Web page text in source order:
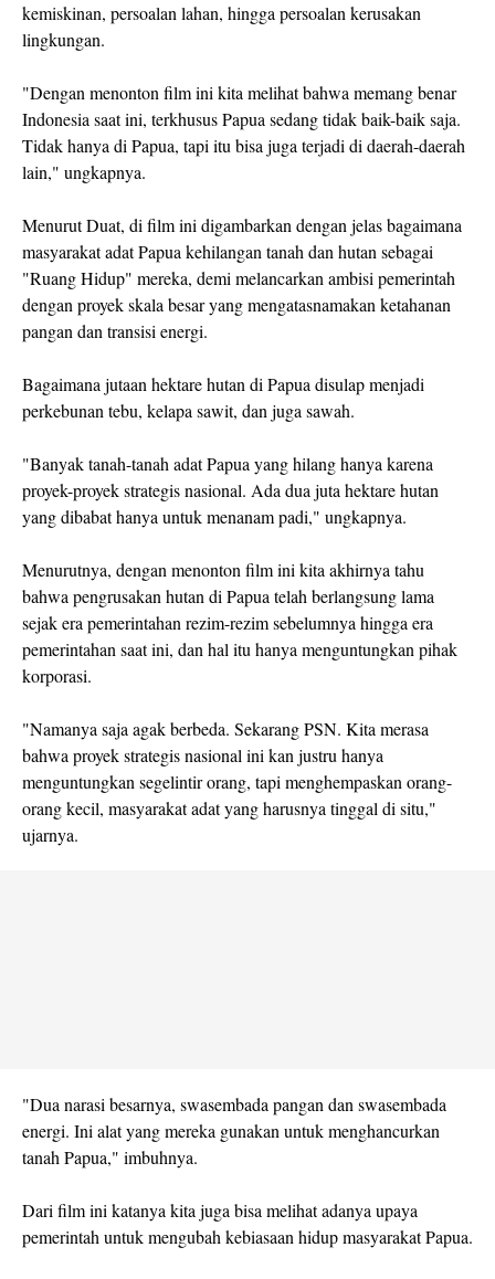
kemiskinan, persoalan lahan, hingga persoalan kerusakan
lingkungan.
"Dengan menonton film ini kita melihat bahwa memang benar
Indonesia saat ini, terkhusus Papua sedang tidak baik-baik saja.
Tidak hanya di Papua, tapi itu bisa juga terjadi di daerah-daerah
lain," ungkapnya.
Menurut Duat, di film ini digambarkan dengan jelas bagaimana
masyarakat adat Papua kehilangan tanah dan hutan sebagai
"Ruang Hidup" mereka, demi melancarkan ambisi pemerintah
dengan proyek skala besar yang mengatasnamakan ketahanan
pangan dan transisi energi.
Bagaimana jutaan hektare hutan di Papua disulap menjadi
perkebunan tebu, kelapa sawit, dan juga sawah.
"Banyak tanah-tanah adat Papua yang hilang hanya karena
proyek-proyek strategis nasional. Ada dua juta hektare hutan
yang dibabat hanya untuk menanam padi," ungkapnya.
Menurutnya, dengan menonton film ini kita akhirnya tahu
bahwa pengrusakan hutan di Papua telah berlangsung lama
sejak era pemerintahan rezim-rezim sebelumnya hingga era
pemerintahan saat ini, dan hal itu hanya menguntungkan pihak
korporasi.
"Namanya saja agak berbeda. Sekarang PSN. Kita merasa
bahwa proyek strategis nasional ini kan justru hanya
menguntungkan segelintir orang, tapi menghempaskan orang-
orang kecil, masyarakat adat yang harusnya tinggal di situ,"
ujarnya.
"Dua narasi besarnya, swasembada pangan dan swasembada
energi. Ini alat yang mereka gunakan untuk menghancurkan
tanah Papua," imbuhnya.
Dari film ini katanya kita juga bisa melihat adanya upaya
pemerintah untuk mengubah kebiasaan hidup masyarakat Papua.